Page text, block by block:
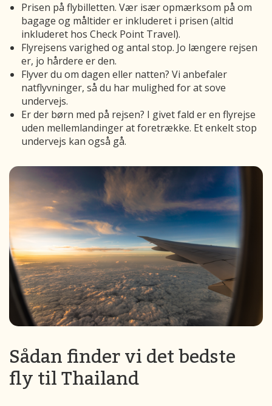
Prisen på flybilletten. Vær især opmærksom på om
bagage og måltider er inkluderet i prisen (altid
inkluderet hos Check Point Travel).
Flyrejsens varighed og antal stop. Jo længere rejsen
er, jo hårdere er den.
Flyver du om dagen eller natten? Vi anbefaler
natflyvninger, så du har mulighed for at sove
undervejs.
Er der børn med på rejsen? I givet fald er en flyrejse
uden mellemlandinger at foretrække. Et enkelt stop
undervejs kan også gå.
Sådan finder vi det bedste
fly til Thailand